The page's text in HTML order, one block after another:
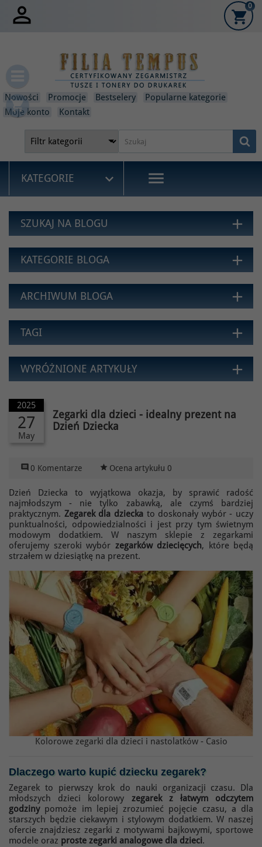

shopping_cart
shopping_cart
0
Nowości Promocje Bestselery
Popularne kategorie
Moje konto
Kontakt
KATEGORIE  menu
SZUKAJ NA BLOGU add
KATEGORIE BLOGA add
ARCHIWUM BLOGA add
TAGI add
WYRÓŻNIONE ARTYKUŁY add
2025
27
May
Zegarki dla dzieci - idealny prezent na
Dzień Dziecka
 0 Komentarze star_rate
Ocena artykułu 0
Dzień Dziecka to wyjątkowa okazja, by sprawić radość
najmłodszym - nie tylko zabawką, ale czymś bardziej
praktycznym. Zegarek dla dzieckato doskonały wybór - uczy
punktualności, odpowiedzialności i jest przy tym świetnym
modowym dodatkiem. W naszym sklepie z zegarkami
oferujemy szeroki wybór zegarków dziecięcych, które będą
strzałem w dziesiątkę na prezent.
Kolorowe zegarki dla dzieci i nastolatków - Casio
Dlaczego warto kupić dziecku zegarek?
Zegarek to pierwszy krok do nauki organizacji czasu. Dla
młodszych dzieci kolorowy zegarek z łatwym odczytem
godzinypomoże im lepiej zrozumieć pojęcie czasu, a dla
starszych będzie ciekawym i stylowym dodatkiem. W naszej
ofercie znajdziesz zegarki z motywami bajkowymi, sportowe
modele oraz proste zegarki analogowe dla dzieci.
Zaloguj się ×
Musisz być zalogowany, aby zapisać produkty na swojej liście